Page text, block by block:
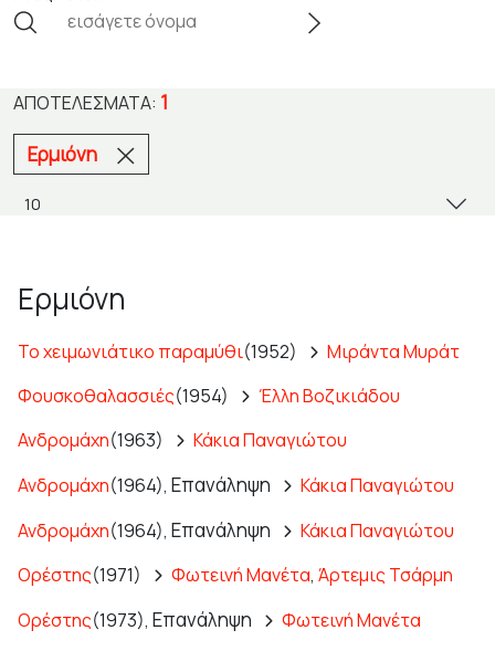
ΑΠΟΤΕΛΈΣΜΑΤΑ: 1
Ερμιόνη
Ερμιόνη
Το χειμωνιάτικο παραμύθι(1952)
Μιράντα Μυράτ
Φουσκοθαλασσιές(1954)
Έλλη Βοζικιάδου
Ανδρομάχη(1963)
Κάκια Παναγιώτου
Ανδρομάχη(1964), Επανάληψη
Κάκια Παναγιώτου
Ανδρομάχη(1964), Επανάληψη
Κάκια Παναγιώτου
Ορέστης(1971) Φωτεινή Μανέτα, Άρτεμις Τσάρμη
Ορέστης(1973), Επανάληψη
Φωτεινή Μανέτα